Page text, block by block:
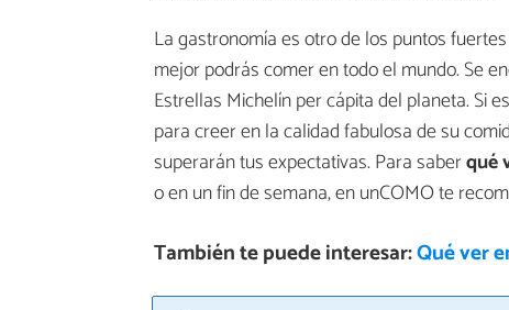
La gastronomía es otro de los puntos
mejor podrás comer en todo el mundo. Se
Estrellas Michelín per cápita del planeta. Si
para creer en la calidad fabulosa de su
superarán tus expectativas. Para saberqué
o en un fin de semana, en unCOMO te
También te puede interesar:Qué ver